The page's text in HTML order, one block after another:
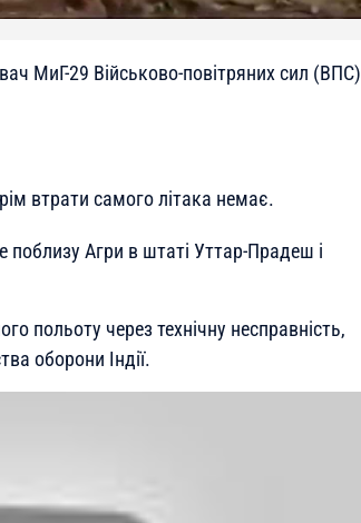
МиГ-29 Військово-повітряних сил (ВПС)
втрати самого літака немає.
поблизу Агри в штаті Уттар-Прадеш і
польоту через технічну несправність,
оборони Індії.